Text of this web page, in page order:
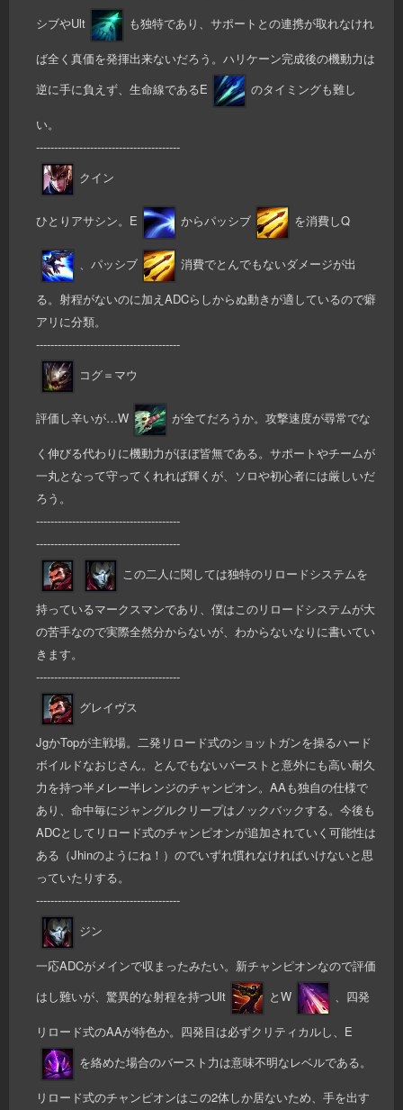
シブやUlt
も独特であり、サポートとの連携が取れなけれ
ば全く真価を発揮出来ないだろう。ハリケーン完成後の機動力は
逆に手に負えず、生命線であるE
のタイミングも難し
い。
----------------------------------------
クイン
ひとりアサシン。E からパッシブ を消費しQ
、パッシブ 消費でとんでもないダメージが出
る。射程がないのに加えADCらしからぬ動きが適しているので癖
アリに分類。
----------------------------------------
コグ＝マウ
評価し辛いが…W が全てだろうか。攻撃速度が尋常でな
く伸びる代わりに機動力がほぼ皆無である。サポートやチームが
一丸となって守ってくれれば輝くが、ソロや初心者には厳しいだ
ろう。
----------------------------------------
----------------------------------------
この二人に関しては独特のリロードシステムを
持っているマークスマンであり、僕はこのリロードシステムが大
の苦手なので実際全然分からないが、わからないなりに書いてい
きます。
----------------------------------------
グレイヴス
JgかTopが主戦場。二発リロード式のショットガンを操るハード
ボイルドなおじさん。とんでもないバーストと意外にも高い耐久
力を持つ半メレー半レンジのチャンピオン。AAも独自の仕様で
あり、命中毎にジャングルクリープはノックバックする。今後も
ADCとしてリロード式のチャンピオンが追加されていく可能性は
ある（Jhinのようにね！）のでいずれ慣れなければいけないと思
っていたりする。
----------------------------------------
ジン
一応ADCがメインで収まったみたい。新チャンピオンなので評価
はし難いが、驚異的な射程を持つUlt
とW 、四発
リロード式のAAが特色か。四発目は必ずクリティカルし、E
を絡めた場合のバースト力は意味不明なレベルである。
リロード式のチャンピオンはこの2体しか居ないため、手を出す